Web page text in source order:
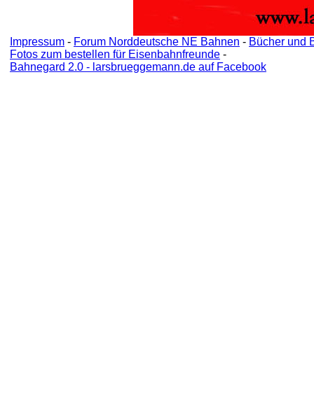
Impressum - Forum Norddeutsche NE Bahnen - Bücher und
Fotos zum bestellen für Eisenbahnfreunde -
Bahnegard 2.0 - larsbrueggemann.de auf Facebook